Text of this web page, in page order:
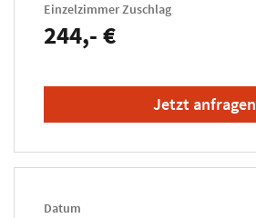
Einzelzimmer Zuschlag
244,- €
Jetzt anfragen
Datum